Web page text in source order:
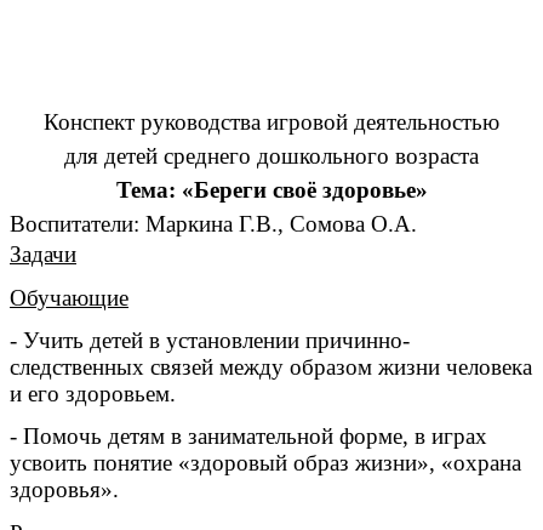
Конспект руководства игровой деятельностью
для детей среднего дошкольного возраста
Тема: «Береги своё здоровье»
Воспитатели: Маркина Г.В., Сомова О.А.
Задачи
Обучающие
- Учить детей в установлении причинно-
следственных связей между образом жизни человека
и его здоровьем.
- Помочь детям в занимательной форме, в играх
усвоить понятие «здоровый образ жизни», «охрана
здоровья».